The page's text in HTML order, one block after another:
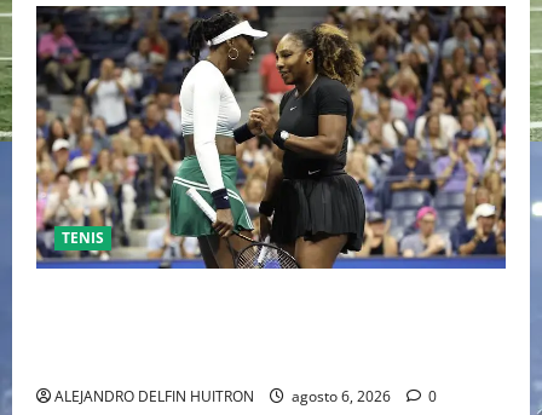
TENIS
ALEJANDRO DELFIN HUITRON agosto 6, 2026 0